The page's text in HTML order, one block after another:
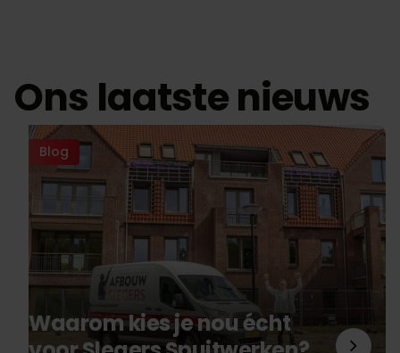
Ons laatste nieuws
Blog
Waarom kies je nou écht